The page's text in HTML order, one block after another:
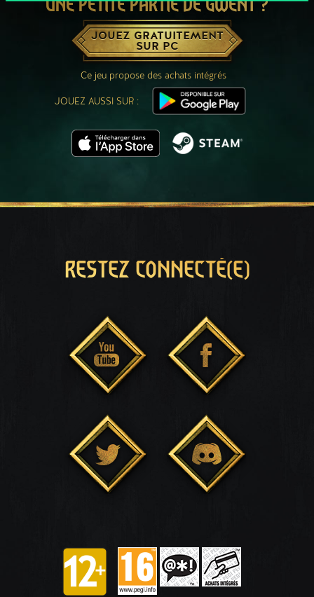
UNE PETITE PARTIE DE GWENT ?
JOUEZ GRATUITEMENT
SUR PC
Ce jeu propose des achats intégrés
JOUEZ AUSSI SUR :
RESTEZ CONNECTÉ(E)